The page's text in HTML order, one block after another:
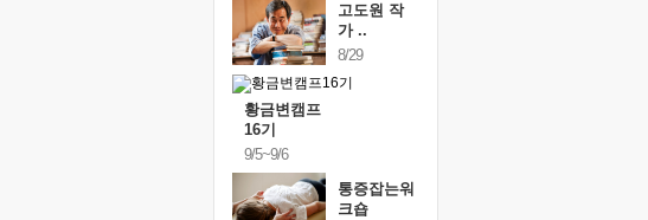
고도원 작
가 ..
8/29
황금변캠프
16기
9/5~9/6
통증잡는워
크숍